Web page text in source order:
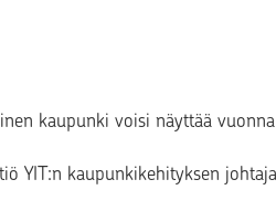
kaupunki voisi näyttää
YIT:n kaupunkikehityksen